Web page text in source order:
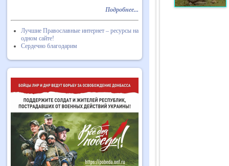
Подробнее...
Лучшие Православные интернет – ресурсы на
одном сайте!
Сердечно благодарим